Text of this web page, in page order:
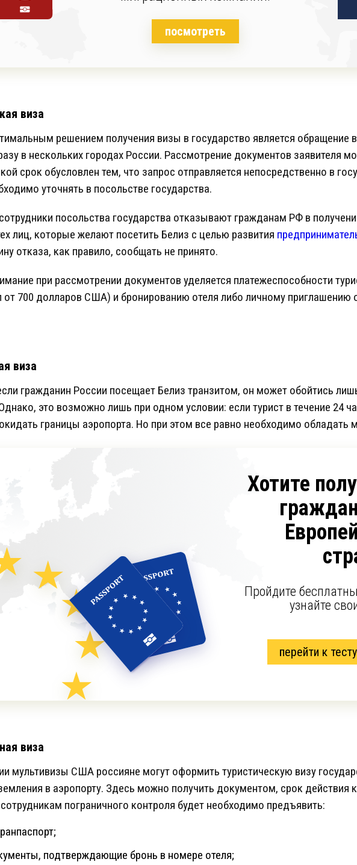
посмотреть
виза
решением получения визы в государство является обращение
в нескольких городах России. Рассмотрение документов заявителя
срок обусловлен тем, что запрос отправляется непосредственно в
уточнять в посольстве государства.
посольства государства отказывают гражданам РФ в
лиц, которые желают посетить Белиз с целью развития
отказа, как правило, сообщать не принято.
при рассмотрении документов уделяется платежеспособности
700 долларов США) и бронированию отеля либо личному приглашению
виза
гражданин России посещает Белиз транзитом, он может обойтись
это возможно лишь при одном условии: если турист в течение 24
границы аэропорта. Но при этом все равно необходимо обладать
Хотите
Пройдите
узнайте
перейти к тесту
виза
мультивизы США россияне могут оформить туристическую визу
в аэропорту. Здесь можно получить документом, срок действия
пограничного контроля будет необходимо предъявить:
подтверждающие бронь в номере отеля;